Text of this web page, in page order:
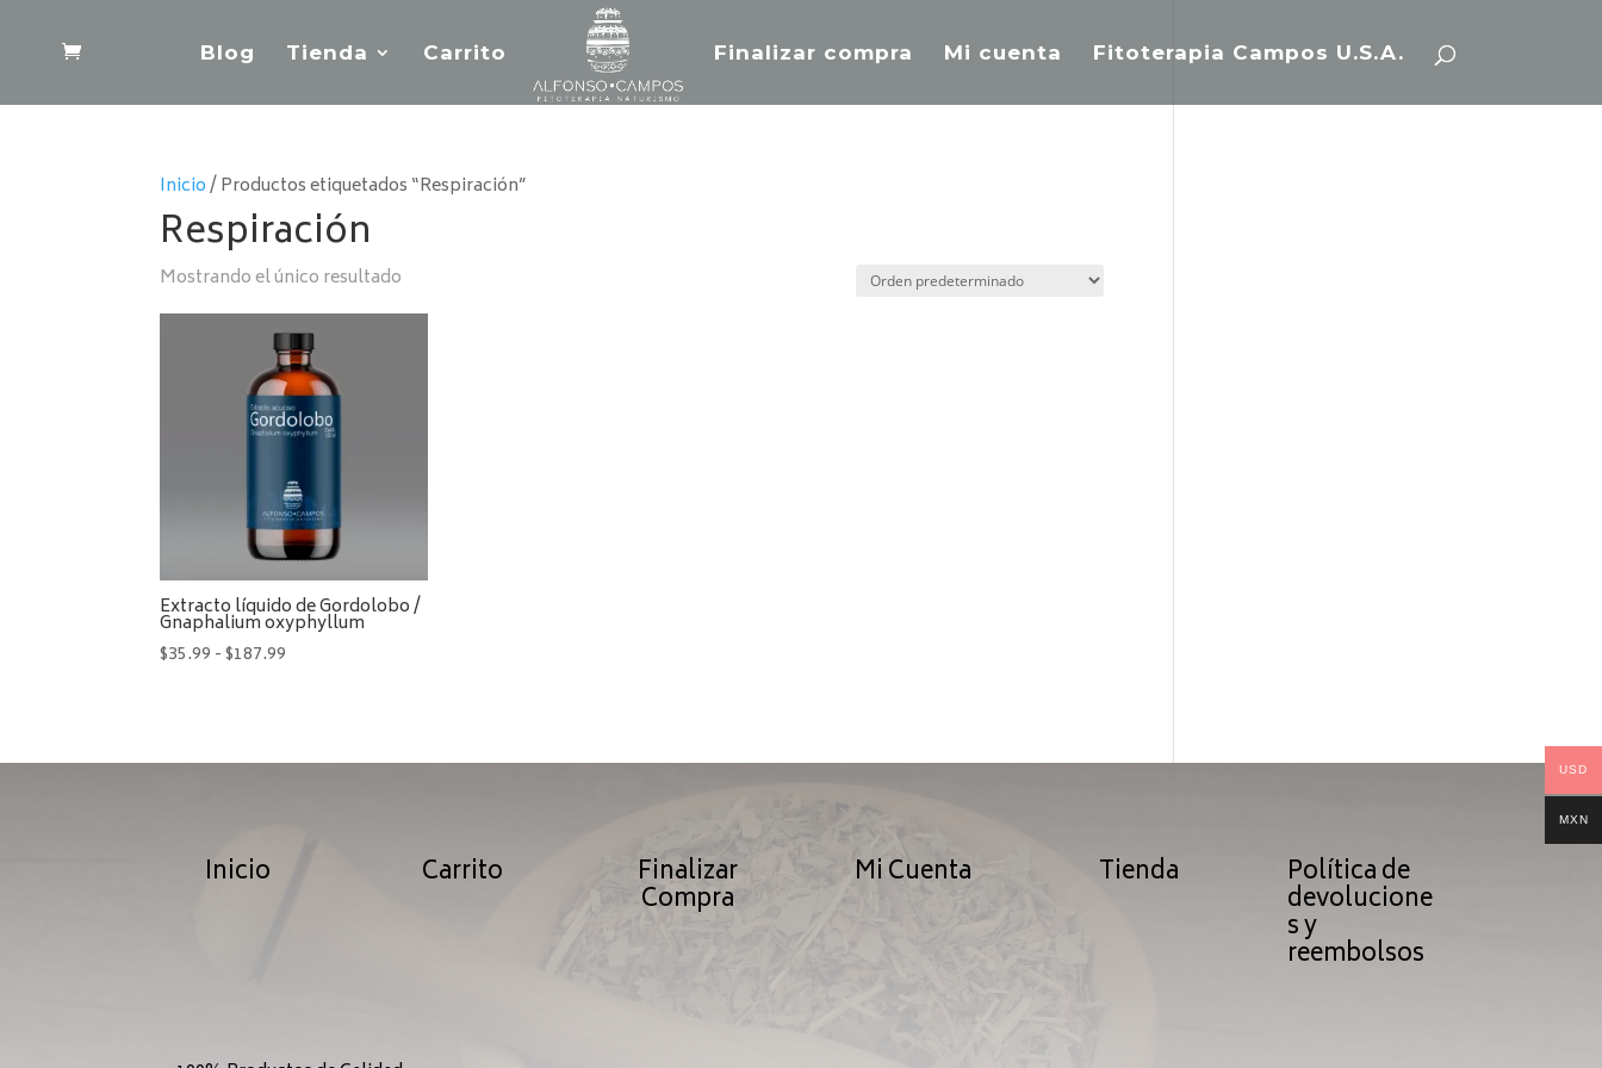
Blog Tienda Carrito Finalizar compra Mi cuenta Fitoterapia Campos U.S.A.
Inicio/ Productos etiquetados “Respiración”
Respiración
Mostrando el único resultado
Extracto líquido de Gordolobo /
Gnaphalium oxyphyllum
$35.99 -$187.99
$35.99
Inicio Carrito Finalizar
Compra
Mi Cuenta Tienda Política de
devolucione
s y
reembolsos
USD
MXN